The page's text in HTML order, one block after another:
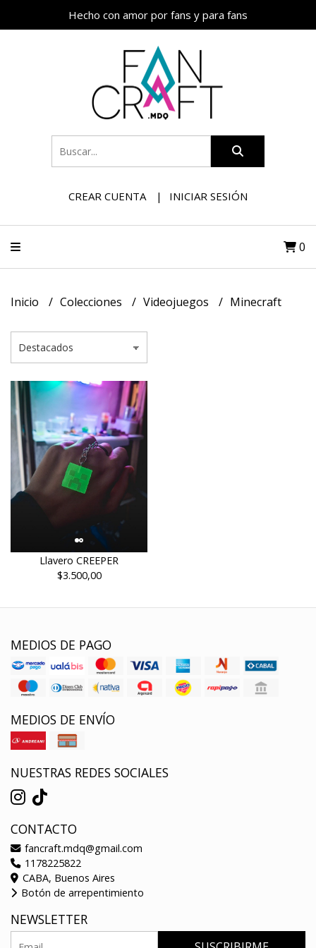
Hecho con amor por fans y para fans
CREAR CUENTA INICIAR SESIÓN
0
Inicio Colecciones Videojuegos Minecraft
Llavero CREEPER
$3.500,00
MEDIOS DE PAGO
MEDIOS DE ENVÍO
NUESTRAS REDES SOCIALES
CONTACTO
fancraft.mdq@gmail.com
1178225822
CABA, Buenos Aires
Botón de arrepentimiento
NEWSLETTER